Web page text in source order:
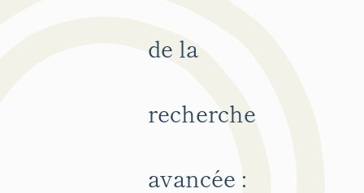
de la
recherche
avancée :